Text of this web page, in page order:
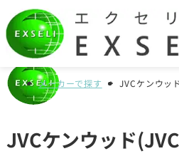
メーカーで探す JVCケンウッ
JVCケンウッド